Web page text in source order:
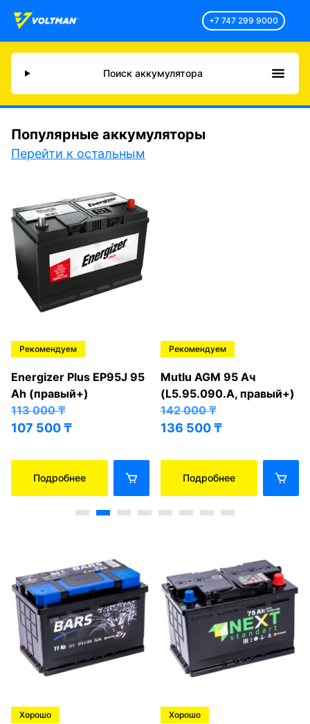
+7 747 299 9000
Поиск аккумулятора
Популярные аккумуляторы
Перейти к остальным
Рекомендуем
Energizer Plus EP95J 95
Ah (правый+)
113 000₸
107 500₸
Подробнее
Рекомендуем
Mutlu AGM 95 Ач
(L5.95.090.A, правый+)
142 000₸
136 500₸
Подробнее
Хорошо Хорошо